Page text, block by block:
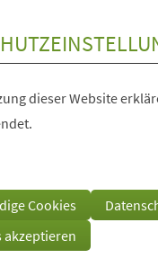
dieser Website
Cookies
akzeptieren